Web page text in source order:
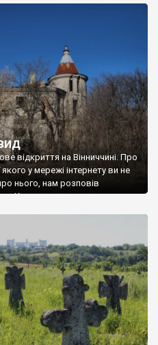
відкриття на Вінниччині. Про
у мережі інтернету ви не
нього, нам розповів
у Красному вразив не лише